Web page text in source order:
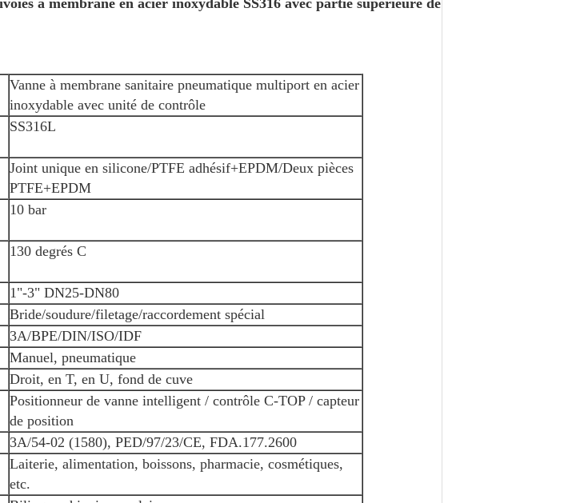
à membrane en acier inoxydable SS316 avec partie supérieure de
Vanne à membrane sanitaire pneumatique multiport en acier
inoxydable avec unité de contrôle
SS316L
Joint unique en silicone/PTFE adhésif+EPDM/Deux pièces
PTFE+EPDM
10 bar
130 degrés C
1"-3" DN25-DN80
Bride/soudure/filetage/raccordement spécial
3A/BPE/DIN/ISO/IDF
Manuel, pneumatique
Droit, en T, en U, fond de cuve
Positionneur de vanne intelligent / contrôle C-TOP / capteur
de position
3A/54-02 (1580), PED/97/23/CE, FDA.177.2600
Laiterie, alimentation, boissons, pharmacie, cosmétiques,
etc.